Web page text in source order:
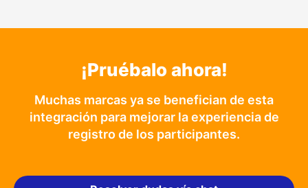
¡Pruébalo ahora!
Muchas marcas ya se benefician de esta
integración para mejorar la experiencia de
registro de los participantes.